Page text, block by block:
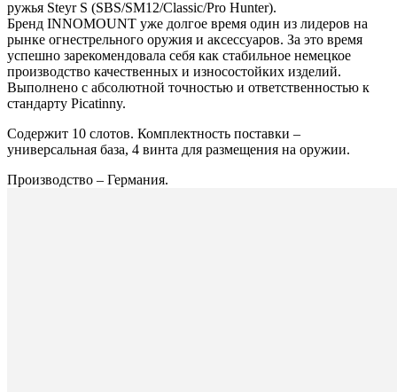
ружья Steyr S (SBS/SM12/Classic/Pro Hunter).
Бренд INNOMOUNT уже долгое время один из лидеров на
рынке огнестрельного оружия и аксессуаров. За это время
успешно зарекомендовала себя как стабильное немецкое
производство качественных и износостойких изделий.
Выполнено с абсолютной точностью и ответственностью к
стандарту Picatinny.
Содержит 10 слотов. Комплектность поставки –
универсальная база, 4 винта для размещения на оружии.
Производство – Германия.